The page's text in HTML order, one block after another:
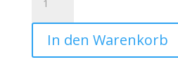
Diamond
Painting
Schlüsselanhänger
-
In den Warenkorb